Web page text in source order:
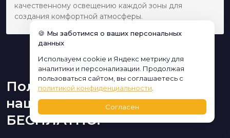
качественному освещению каждой зоны для
создания комфортной атмосферы.
Получите консультацию
нашего дизайнера
БЕСПЛАТНО:
🍪 Мы заботимся о ваших персональных
данных
Используем cookie и Яндекс метрику для
аналитики и персонализации. Продолжая
пользоваться сайтом, вы соглашаетесь с
политикой конфиденциальности
Согласен